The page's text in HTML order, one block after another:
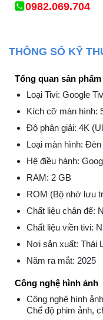
0982.069.704
THÔNG SỐ KỸ
Tổng quan sản phẩm
Loại Tivi: Google
Kích cỡ màn hình:
Độ phân giải: 4K
Loại màn hình:
Hệ điều hành:
RAM: 2 GB
ROM (Bộ nhớ lưu
Chất liệu chân đế:
Chất liệu viền tivi:
Nơi sản xuất: Thái
Năm ra mắt: 2025
Công nghệ hình ảnh
Công nghệ hình
Chế độ phim ảnh,